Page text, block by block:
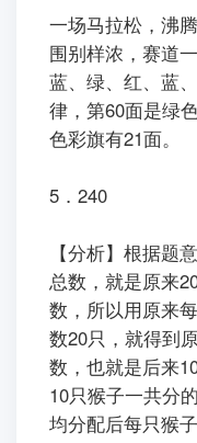
一场马拉松，沸
围别样浓，赛道
蓝、绿、红、蓝
律，第60面是绿
色彩旗有21面。
5．240
【分析】根据题
总数，就是原来
数，所以用原来
数20只，就得到
数，也就是后来
10只猴子一共分
均分配后每只猴